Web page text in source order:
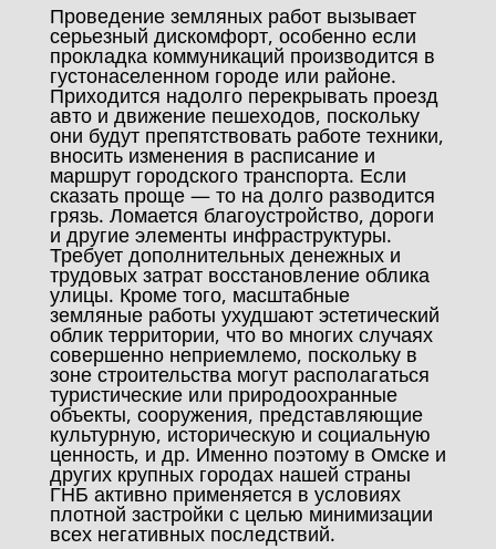
Проведение земляных работ вызывает
серьезный дискомфорт, особенно если
прокладка коммуникаций производится в
густонаселенном городе или районе.
Приходится надолго перекрывать проезд
авто и движение пешеходов, поскольку
они будут препятствовать работе техники,
вносить изменения в расписание и
маршрут городского транспорта. Если
сказать проще — то на долго разводится
грязь. Ломается благоустройство, дороги
и другие элементы инфраструктуры.
Требует дополнительных денежных и
трудовых затрат восстановление облика
улицы. Кроме того, масштабные
земляные работы ухудшают эстетический
облик территории, что во многих случаях
совершенно неприемлемо, поскольку в
зоне строительства могут располагаться
туристические или природоохранные
объекты, сооружения, представляющие
культурную, историческую и социальную
ценность, и др. Именно поэтому в Омске и
других крупных городах нашей страны
ГНБ активно применяется в условиях
плотной застройки с целью минимизации
всех негативных последствий.